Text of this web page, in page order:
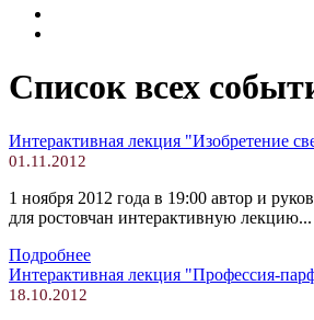
Список всех
Интерактивная лекция "Изобретение
01.11.2012
1 ноября 2012 года в 19:00 автор и
для ростовчан интерактивную лекцию...
Подробнее
Интерактивная лекция "Профессия-
18.10.2012